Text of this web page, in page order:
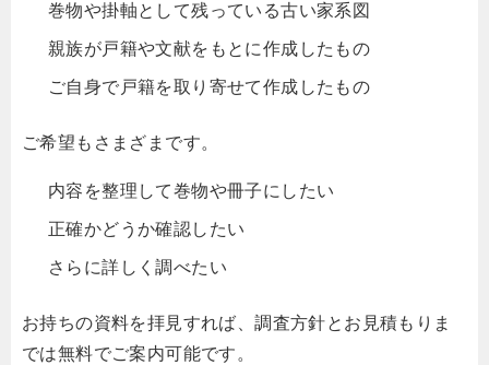
巻物や掛軸として残っている古い家系図
親族が戸籍や文献をもとに作成したもの
ご自身で戸籍を取り寄せて作成したもの
ご希望もさまざまです。
内容を整理して巻物や冊子にしたい
正確かどうか確認したい
さらに詳しく調べたい
お持ちの資料を拝見すれば、調査方針とお見積もりま
では無料でご案内可能です。